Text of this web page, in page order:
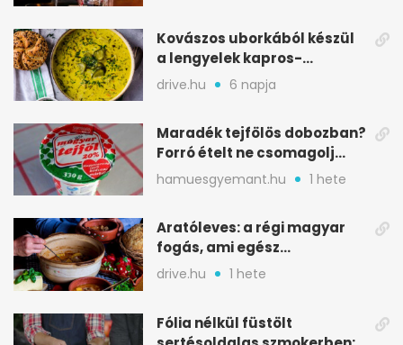
Kovászos uborkából készül
a lengyelek kapros-
savanykás levese
drive.hu 6 napja
Maradék tejfölös dobozban?
Forró ételt ne csomagolj
ilyen tégelybe
hamuesgyemant.hu 1 hete
Aratóleves: a régi magyar
fogás, ami egész
csapatokat jóllakatott
drive.hu 1 hete
Fólia nélkül füstölt